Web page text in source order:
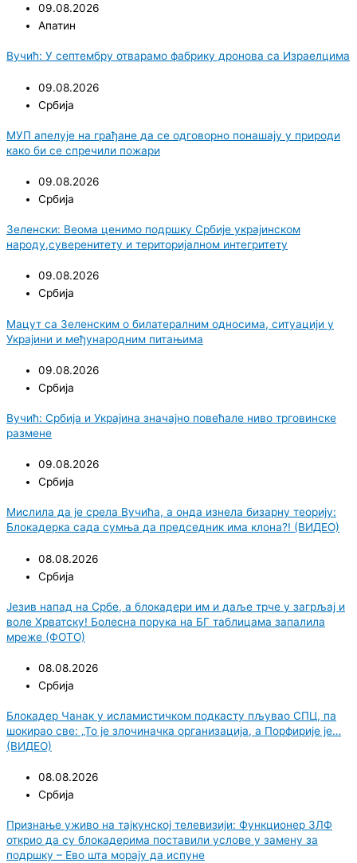
09.08.2026
Апатин
Вучић: У септембру отварамо фабрику дронова са Израелцима
09.08.2026
Србија
МУП апелује на грађане да се одговорно понашају у природи
како би се спречили пожари
09.08.2026
Србија
Зеленски: Веома ценимо подршку Србије украјинском
народу,суверенитету и територијалном интегритету
09.08.2026
Србија
Мацут са Зеленским о билатералним односима, ситуацији у
Украјини и међународним питањима
09.08.2026
Србија
Вучић: Србија и Украјина значајно повећале ниво трговинске
размене
09.08.2026
Србија
Мислила да је срела Вучића, а онда изнела бизарну теорију:
Блокадерка сада сумња да председник има клона?! (ВИДЕО)
08.08.2026
Србија
Језив напад на Србе, а блокадери им и даље трче у загрљај и
воле Хрватску! Болесна порука на БГ таблицама запалила
мреже (ФОТО)
08.08.2026
Србија
Блокадер Чанак у исламистичком подкасту пљувао СПЦ, па
шокирао све: „То је злочиначка организација, а Порфирије је…
(ВИДЕО)
08.08.2026
Србија
Признање уживо на тајкунској телевизији: Функционер ЗЛФ
открио да су блокадерима поставили услове у замену за
подршку – Ево шта морају да испуне